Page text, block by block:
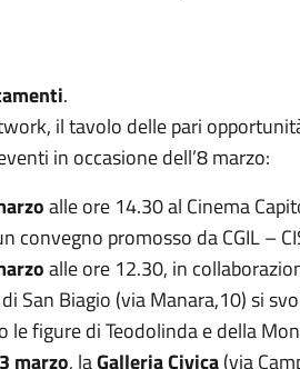
.
il tavolo delle pari
in occasione dell’8 marzo:
alle ore 14.30 al Cinema
convegno promosso da CGIL –
alle ore 12.30, in
San Biagio (via Manara,10) si
le figure di Teodolinda e della
marzo, laGalleria Civica(via